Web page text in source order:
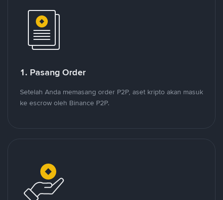
1. Pasang Order
Setelah Anda memasang order P2P, aset kripto akan masuk
ke escrow oleh Binance P2P.